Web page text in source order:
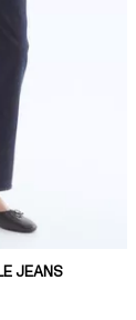
JEANS